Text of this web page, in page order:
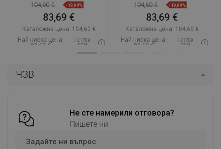
ЧЗВ
Не сте намерили отговора?
Пишете ни
Задайте ни въпрос
104,60 € -19,99%
83,69 €
Каталожна цена: 104,60 €
Най-ниска цена:
83,69 €
/ 217,89
BGN
Добави в количката
104,60 € -19,99%
83,69 €
Каталожна цена: 104,60 €
Най-ниска цена:
83,69 €
/ 217,89
BGN
Добави в количката